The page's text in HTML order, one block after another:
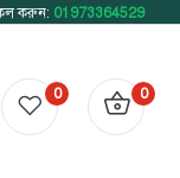
করুন: 01973364529
0 0